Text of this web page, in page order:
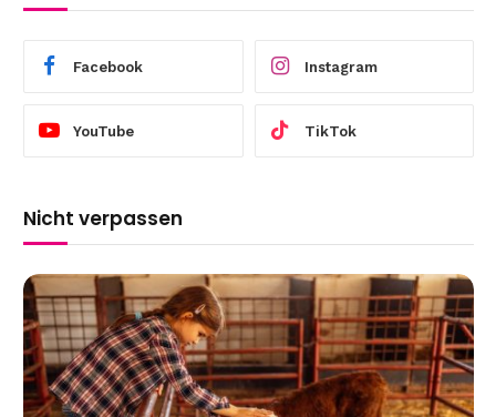
Facebook Instagram
YouTube TikTok
Nicht verpassen